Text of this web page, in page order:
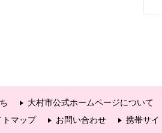
大村市公式ホームページについて
トマップ お問い合わせ 携帯サイ